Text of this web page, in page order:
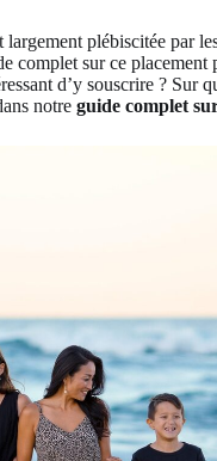
plébiscitée par
complet sur ce placement
d’y souscrire ? Sur
notre guide complet